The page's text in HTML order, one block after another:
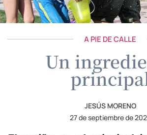
A PIE DE CALLE
Un
JESÚS MORENO
27 de septiembre de